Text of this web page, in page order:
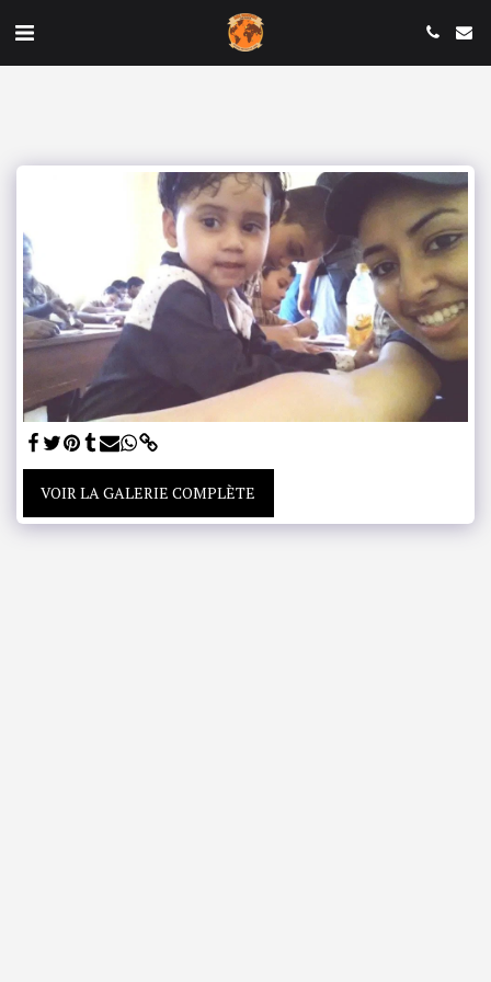
VOIR LA GALERIE COMPLÈTE